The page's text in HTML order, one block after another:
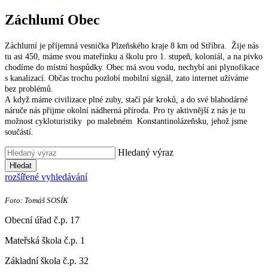
Záchlumí Obec
Záchlumí je příjemná vesnička Plzeňského kraje 8 km od Stříbra. Žije nás
tu asi 450, máme svou mateřinku a školu pro 1. stupeň, koloniál, a na pivko
chodíme do místní hospůdky. Obec má svou vodu, nechybí ani plynofikace
s kanalizací. Občas trochu pozlobí mobilní signál, zato internet užíváme
bez problémů.
A když máme civilizace plné zuby, stačí pár kroků, a do své blahodárné
náruče nás přijme okolní nádherná příroda. Pro ty aktivnější z nás je tu
možnost cykloturistiky po malebném Konstantinolázeňsku, jehož jsme
součástí.
Hledaný výraz
Hledat
rozšířené vyhledávání
Foto: Tomáš SOSÍK
Obecní úřad č.p. 17
Mateřská škola č.p. 1
Základní škola č.p. 32